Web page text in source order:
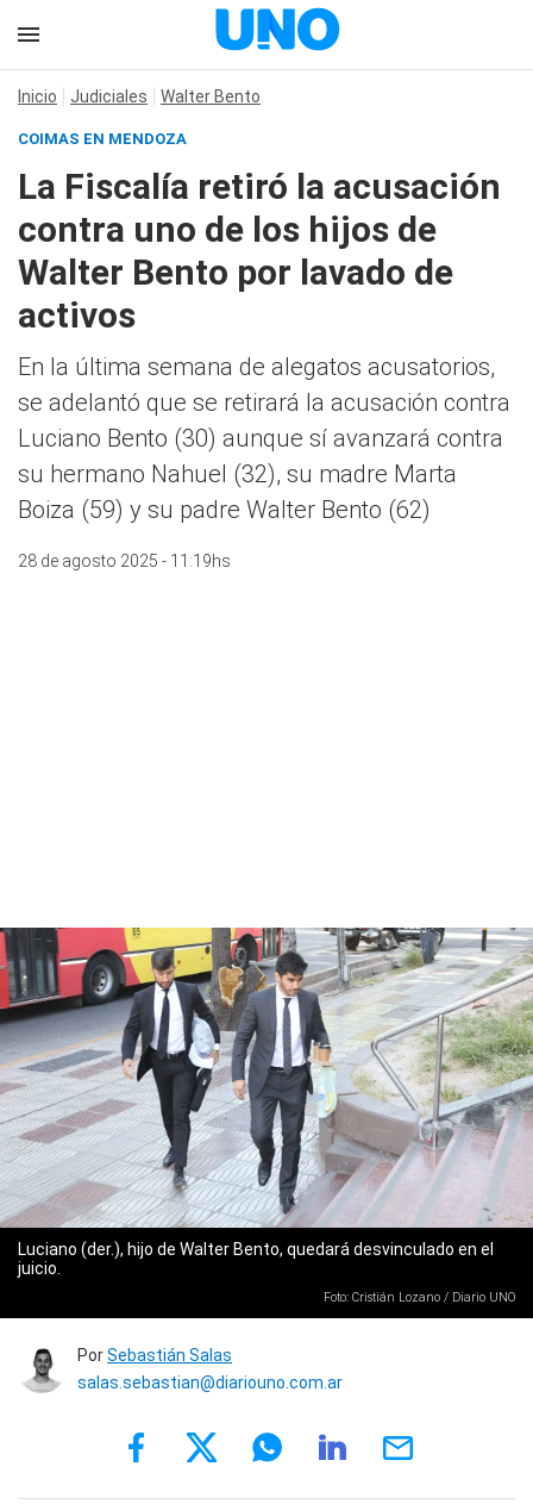
Inicio Judiciales Walter Bento
COIMAS EN MENDOZA
La Fiscalía retiró la acusación
contra uno de los hijos de
Walter Bento por lavado de
activos
En la última semana de alegatos acusatorios,
se adelantó que se retirará la acusación contra
Luciano Bento (30) aunque sí avanzará contra
su hermano Nahuel (32), su madre Marta
Boiza (59) y su padre Walter Bento (62)
28 de agosto 2025 - 11:19hs
Luciano (der.), hijo de Walter Bento, quedará desvinculado en el
juicio.
Foto: Cristián Lozano / Diario UNO
PorSebastián Salas
salas.sebastian@diariouno.com.ar